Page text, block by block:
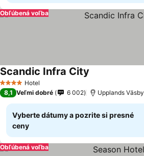
Obľúbená voľba
4 Počet hviezdičiek
Hotel
Scandic Infra City
8,1 Veľmi dobré 6 002 Upplands Väsby
Vyberte dátumy a pozrite si presné
ceny
Obľúbená voľba